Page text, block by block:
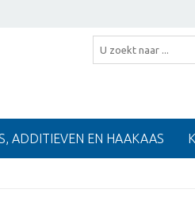
ADDITIEVEN EN HAAKAAS